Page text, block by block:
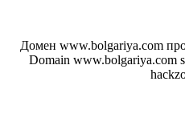
Домен www.bolgariya.com
Domain www.bolgariya.com